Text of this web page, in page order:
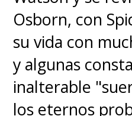
Osborn, con
su vida con
y algunas
inalterable
los eternos